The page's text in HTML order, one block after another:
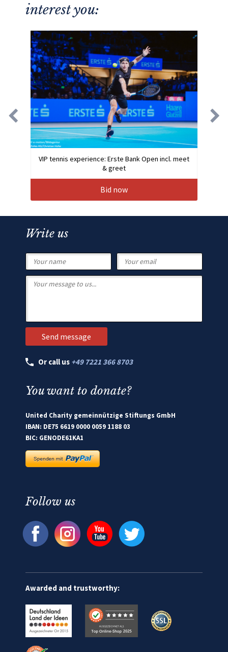
interest you:
VIP tennis experience: Erste Bank Open incl. meet
& greet
Bid now
Write us
Or call us +49 7221 366 8703
You want to donate?
United Charity gemeinnützige Stiftungs GmbH
IBAN: DE75 6619 0000 0059 1188 03
BIC: GENODE61KA1
Follow us
Awarded and trustworthy: